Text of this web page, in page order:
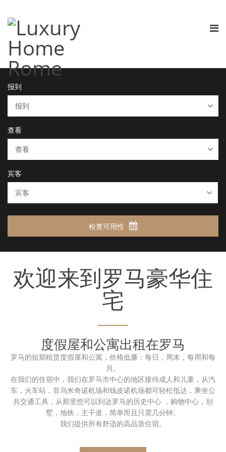
报到
查看
宾客
检查可用性
欢迎来到罗马豪华住
宅
度假屋和公寓出租在罗马
罗马的短期租赁度假屋和公寓，价格低廉：每日，周末，每周和每
月。
在我们的住宿中，我们在罗马市中心的地区接待成人和儿童，从汽
车，火车站，菲乌米奇诺机场和钱皮诺机场都可轻松抵达，乘坐公
共交通工具，从那里您可以到达罗马的历史中心 ，购物中心，别
墅，地铁，主干道，简单而且只需几分钟。
我们提供所有舒适的高品质住宿。